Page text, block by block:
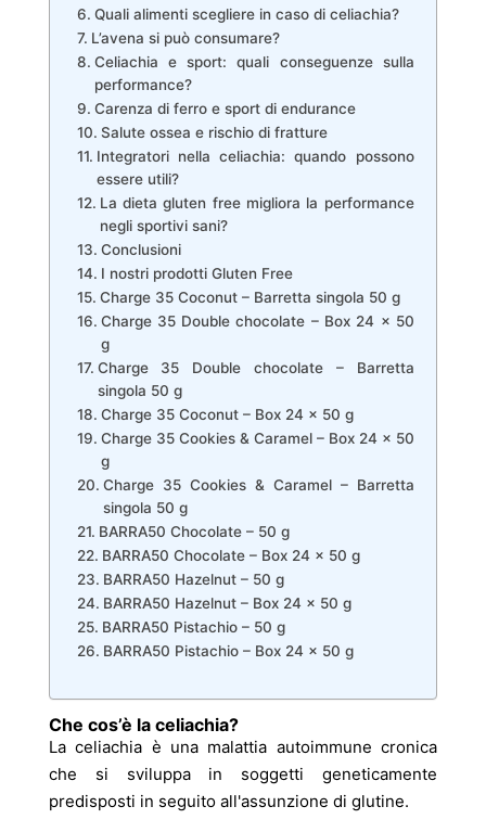
Quali alimenti scegliere in caso di celiachia?
L’avena si può consumare?
Celiachia e sport: quali conseguenze sulla
performance?
Carenza di ferro e sport di endurance
Salute ossea e rischio di fratture
Integratori nella celiachia: quando possono
essere utili?
La dieta gluten free migliora la performance
negli sportivi sani?
Conclusioni
I nostri prodotti Gluten Free
Charge 35 Coconut – Barretta singola 50 g
Charge 35 Double chocolate – Box 24 x 50
g
Charge 35 Double chocolate – Barretta
singola 50 g
Charge 35 Coconut – Box 24 x 50 g
Charge 35 Cookies & Caramel – Box 24 x 50
g
Charge 35 Cookies & Caramel – Barretta
singola 50 g
BARRA50 Chocolate – 50 g
BARRA50 Chocolate – Box 24 x 50 g
BARRA50 Hazelnut – 50 g
BARRA50 Hazelnut – Box 24 x 50 g
BARRA50 Pistachio – 50 g
BARRA50 Pistachio – Box 24 x 50 g
Che cos’è la celiachia?
La celiachia è una malattia autoimmune cronica
che si sviluppa in soggetti geneticamente
predisposti in seguito all'assunzione di glutine.